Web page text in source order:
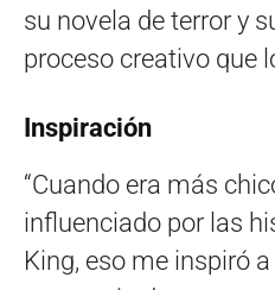
su novela de terror y
proceso creativo que
Inspiración
“Cuando era más
influenciado por las
King, eso me inspiró